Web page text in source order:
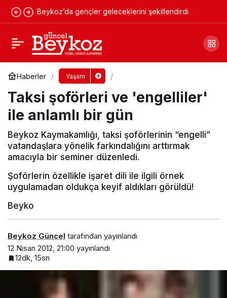
Beykoz’da gençler geleceklerini şekillendirdi
Haberler Yaşam
Taksi şoförleri ve 'engelliler'
ile anlamlı bir gün
Beykoz Kaymakamlığı, taksi şoförlerinin “engelli”
vatandaşlara yönelik farkındalığını arttırmak
amacıyla bir seminer düzenledi.
Şoförlerin özellikle işaret dili ile ilgili örnek
uygulamadan oldukça keyif aldıkları görüldü!
Beyko
Beykoz Güncel tarafından yayınlandı
12 Nisan 2012, 21:00 yayınlandı
12dk, 15sn
''Kokoş İsmail'' ile Beykoz 'da balık ve
balıkçılık
Yorum Yap Paylaş